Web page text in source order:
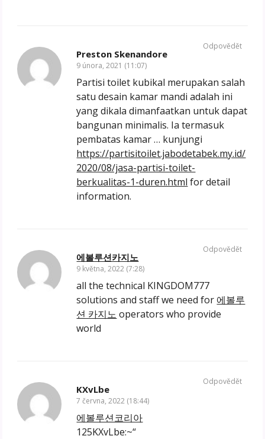
Preston Skenandore
9 února, 2021 (11:07)
Partisi toilet kubikal merupakan salah
satu desain kamar mandi adalah ini
yang dikala dimanfaatkan untuk dapat
bangunan minimalis. Ia termasuk
pembatas kamar … kunjungi
https://partisitoilet.jabodetabek.my.id/
2020/08/jasa-partisi-toilet-
berkualitas-1-duren.html for detail
information.
Odpovědět
에볼루션카지노
9 května, 2022 (7:28)
all the technical KINGDOM777
solutions and staff we need for 에볼루
션 카지노 operators who provide
world
Odpovědět
KXvLbe
7 června, 2022 (18:44)
에볼루션코리아
125KXvLbe:~“
Odpovědět